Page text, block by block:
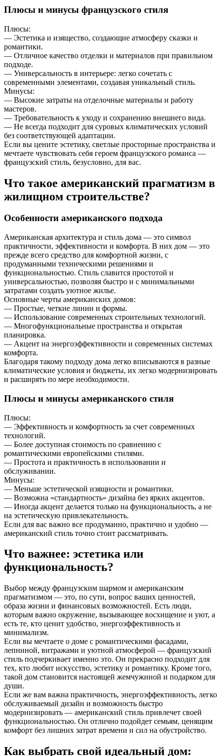
Плюсы и минусы французского стиля
Плюсы:
— Эстетика и изящество, создающие атмосферу сказки и
романтики.
— Отличное качество отделки и материалов при правильном
подходе.
— Универсальность в интерьере: легко сочетать с
современными элементами, создавая уникальный стиль.
Минусы:
— Высокие затраты на отделочные материалы и работу
мастеров.
— Требовательность к уходу и сохранению внешнего вида.
— Не всегда подходит для суровых климатических условий
без соответствующей адаптации.
Если вы цените эстетику, светлые просторные пространства и
мечтаете чувствовать себя героем французского романса —
французский стиль, безусловно, для вас.
Что такое американский прагматизм в
жилищном строительстве?
Особенности американского подхода
Американская архитектура и стиль дома — это символ
практичности, эффективности и комфорта. В них дом — это
прежде всего средство для комфортной жизни, с
продуманными техническими решениями и
функциональностью. Стиль славится простотой и
универсальностью, позволяя быстро и с минимальными
затратами создать уютное жилье.
Основные черты американских домов:
— Простые, четкие линии и формы.
— Использование современных строительных технологий.
— Многофункциональные пространства и открытая
планировка.
— Акцент на энергоэффективности и современных системах
комфорта.
Благодаря такому подходу дома легко вписываются в разные
климатические условия и бюджеты, их легко модернизировать
и расширять по мере необходимости.
Плюсы и минусы американского стиля
Плюсы:
— Эффективность и комфортность за счет современных
технологий.
— Более доступная стоимость по сравнению с
романтическими европейскими стилями.
— Простота и практичность в использовании и
обслуживании.
Минусы:
— Меньше эстетической изящности и романтики.
— Возможна «стандартность» дизайна без ярких акцентов.
— Иногда акцент делается только на функциональность, а не
на эстетическую привлекательность.
Если для вас важно все продуманно, практично и удобно —
американский стиль точно стоит рассматривать.
Что важнее: эстетика или
функциональность?
Выбор между французским шармом и американским
прагматизмом — это, по сути, вопрос ваших ценностей,
образа жизни и финансовых возможностей. Есть люди,
которым важно окружение, вызывающее восхищение и уют, а
есть те, кто ценит удобство, энергоэффективность и
минимализм.
Если вы мечтаете о доме с романтическими фасадами,
лепниной, витражами и уютной атмосферой — французский
стиль подчеркивает именно это. Он прекрасно подходит для
тех, кто любит искусство, эстетику и романтику. Кроме того,
такой дом становится настоящей жемчужиной и подарком для
души.
Если же вам важна практичность, энергоэффективность, легко
обслуживаемый дизайн и возможность быстро
модернизировать — американский стиль привлечет своей
функциональностью. Он отлично подойдет семьям, ценящим
комфорт без лишних затрат времени и сил на обустройство.
Как выбрать свой идеальный дом: